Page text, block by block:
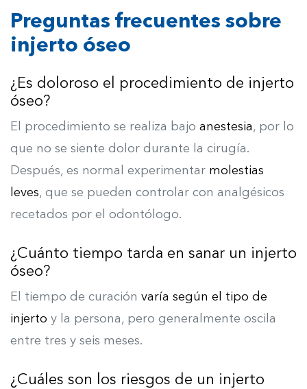
Preguntas frecuentes sobre
injerto óseo
¿Es doloroso el procedimiento de injerto
óseo?
El procedimiento se realiza bajo anestesia, por lo
que no se siente dolor durante la cirugía.
Después, es normal experimentar molestias
leves, que se pueden controlar con analgésicos
recetados por el odontólogo.
¿Cuánto tiempo tarda en sanar un injerto
óseo?
El tiempo de curación varía según el tipo de
injerto y la persona, pero generalmente oscila
entre tres y seis meses.
¿Cuáles son los riesgos de un injerto